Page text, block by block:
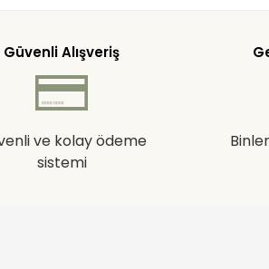
Güvenli Alışveriş
ve kolay ödeme
sistemi